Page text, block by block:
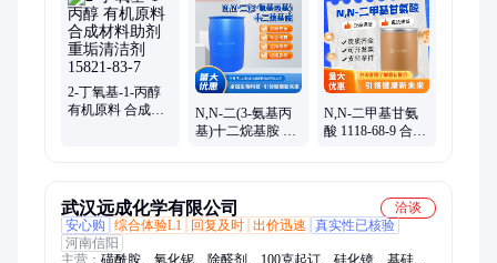
洗涤助剂、苯磺酸钠、单体香料、环磺酮酸、分散染料、无机颜
料、苹果酸镁、表面处理剂、丙二醇甲醚、化妆品原料、丁酸甘
油酯、硅烷处理剂、表面活性剂
2-丁氧基-1-丙醇
有机原料 合成材
N,N-二(3-氨基丙
基)十二烷基胺 合
N,N-二甲基甘氨
酸 1118-68-9 合成
武汉远成化学有限公司
洽谈
安心购
综合体验L1 回复及时 出价迅速
真实性已核验
河南信阳